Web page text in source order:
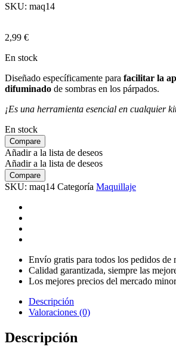
SKU: maq14
2,99 €
En stock
Diseñado específicamente para facilitar la
difuminado de sombras en los párpados.
¡Es una herramienta esencial en cualquier
En stock
Compare
Añadir a la lista de deseos
Añadir a la lista de deseos
Compare
SKU: maq14 Categoría Maquillaje
Envío gratis para todos los pedidos de
Calidad garantizada, siempre las
Los mejores precios del mercado
Descripción
Valoraciones (0)
Descripción